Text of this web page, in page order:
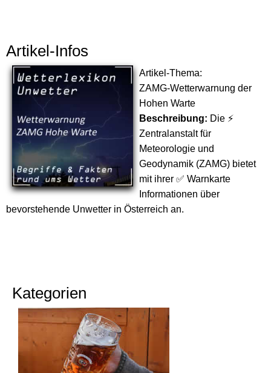
Artikel-Infos
Artikel-Thema:
ZAMG-Wetterwarnung der
Hohen Warte
Beschreibung: Die ⚡
Zentralanstalt für
Meteorologie und
Geodynamik (ZAMG) bietet
mit ihrer ✅ Warnkarte
Informationen über
bevorstehende Unwetter in Österreich an.
Kategorien